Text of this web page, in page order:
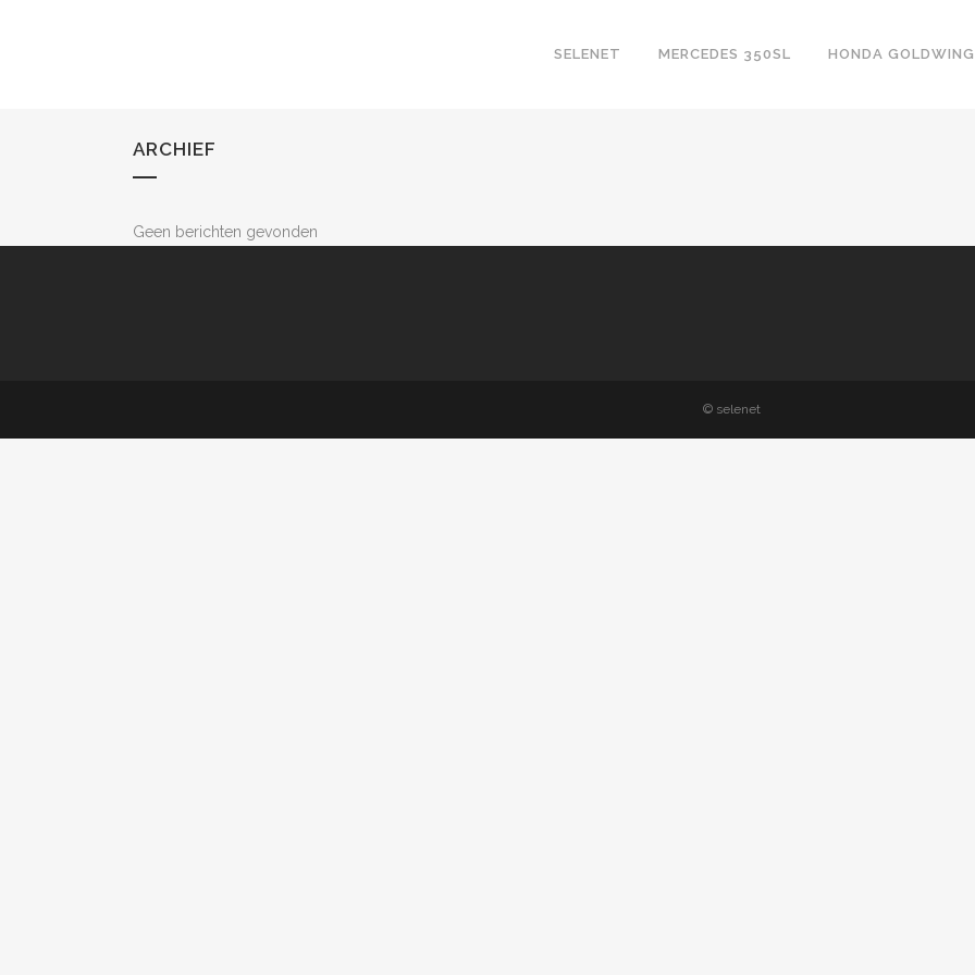
SELENET MERCEDES 350SL HONDA
ARCHIEF
Geen berichten gevonden
© selenet